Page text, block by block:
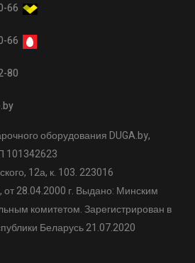
66
66
80
оборудования DUGA.by,
12а, к. 103. 223016
28.04.2000 г. Выдано: Минским
комитетом. Зарегистрирован в
Беларусь 21.07.2020